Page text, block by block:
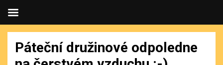
Páteční družinové odpoledne